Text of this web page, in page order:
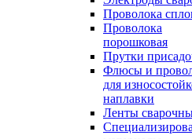
Проволока
Проволока
порошковая
Прутки
Флюсы и
для
наплавки
Ленты